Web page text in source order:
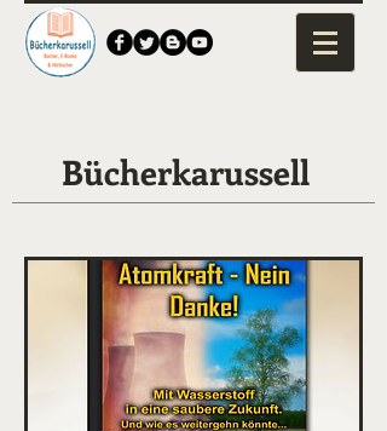
Bücherkarussell